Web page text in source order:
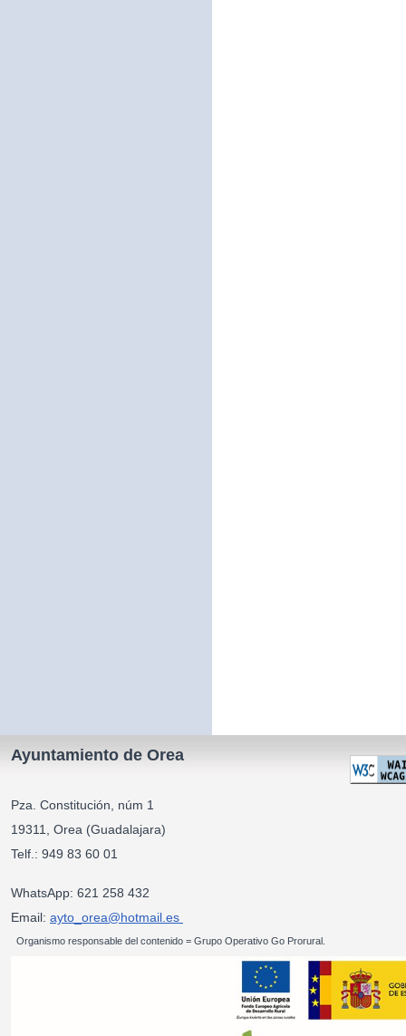
Ayuntamiento de Orea
Pza. Constitución, núm 1
19311, Orea (Guadalajara)
Telf.: 949 83 60 01
WhatsApp: 621 258 432
Email: ayto_orea@hotmail.es
Organismo responsable del contenido = Grupo Operativo Go Prorural.